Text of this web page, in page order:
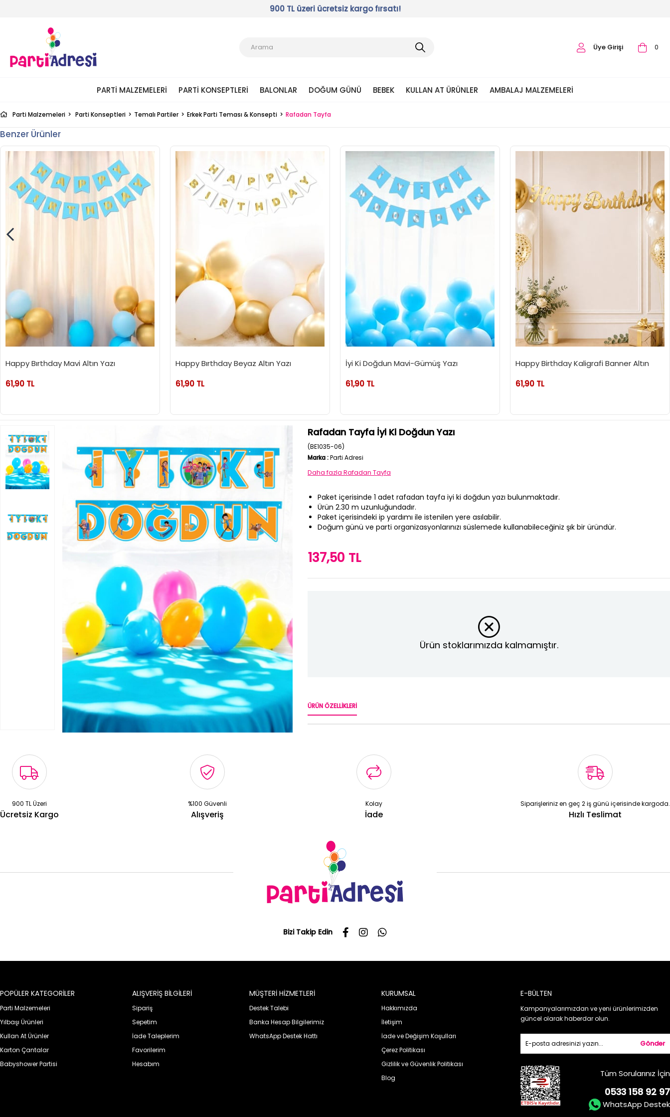
900 TL üzeri ücretsiz kargo fırsatı!
0
Üye Girişi
PARTI MALZEMELERI PARTI KONSEPTLERI BALONLAR DOĞUM GÜNÜ BEBEK KULLAN AT ÜRÜNLER AMBALAJ MALZEMELERI
Parti Malzemeleri Parti Konseptleri Temalı Partiler Erkek Parti Teması & Konsepti Rafadan Tayfa
Benzer Ürünler
Happy Bırthday Mavi Altın Yazı
61,90 TL
Happy Bırthday Beyaz Altın Yazı
61,90 TL
İyi Ki Doğdun Mavi-Gümüş Yazı
61,90 TL
Happy Birthday Kaligrafi Banner Altın
61,90 TL
Rafadan Tayfa İyi Ki Doğdun Yazı
(BE1035-06)
Marka:Parti Adresi
Daha fazla Rafadan Tayfa
Paket içerisinde 1 adet rafadan tayfa iyi ki doğdun yazı bulunmaktadır.
Ürün 2.30 m uzunluğundadır.
Paket içerisindeki ip yardımı ile istenilen yere asılabilir.
Doğum günü ve parti organizasyonlarınızı süslemede kullanabileceğiniz şık bir üründür.
137,50 TL
Ürün stoklarımızda kalmamıştır.
ÜRÜN ÖZELLIKLERI
900 TL Üzeri
Ücretsiz Kargo
%100 Güvenli
Alışveriş
Kolay
İade
Siparişleriniz en geç 2 iş günü içerisinde kargoda.
Hızlı Teslimat
Bizi Takip Edin
POPÜLER KATEGORİLER
Parti Malzemeleri
Yılbaşı Ürünleri
Kullan At Ürünler
Karton Çantalar
Babyshower Partisi
ALIŞVERİŞ BİLGİLERİ
Sipariş
Sepetim
İade Taleplerim
Favorilerim
Hesabım
MÜŞTERİ HİZMETLERİ
Destek Talebi
Banka Hesap Bilgilerimiz
WhatsApp Destek Hattı
KURUMSAL
Hakkımızda
İletişim
İade ve Değişim Koşulları
Çerez Politikası
Gizlilik ve Güvenlik Politikası
Blog
E-BÜLTEN
Kampanyalarımızdan ve yeni ürünlerimizden
güncel olarak haberdar olun.
Gönder
Tüm Sorularınız İçin
0533 158 92 97
WhatsApp Destek